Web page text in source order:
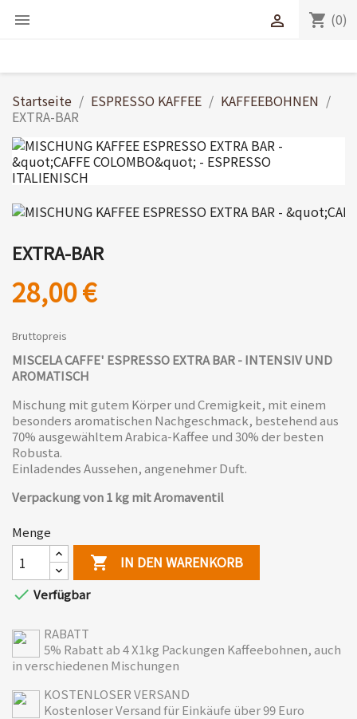
 shopping_cart (0)

Startseite ESPRESSO KAFFEE
KAFFEEBOHNEN
EXTRA-BAR
EXTRA-BAR
28,00 €
Bruttopreis
MISCELA CAFFE' ESPRESSO EXTRA BAR -INTENSIV UND
AROMATISCH
Mischung mit gutem Körper und Cremigkeit, mit einem
besonders aromatischen Nachgeschmack, bestehend aus
70% ausgewähltem Arabica-Kaffee und 30% der besten
Robusta.
Einladendes Aussehen, angenehmer Duft.
Verpackung von 1 kg mit Aromaventil
Menge

IN DEN WARENKORB
 Verfügbar
RABATT
5% Rabatt ab 4 X1kg Packungen Kaffeebohnen, auch
in verschiedenen Mischungen
KOSTENLOSER VERSAND
Kostenloser Versand für Einkäufe über 99 Euro